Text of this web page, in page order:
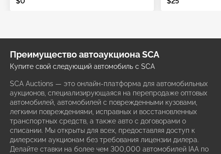
Преимущество автоаукциона SCA
Купите свой следующий автомобиль с SCA
SCA Auctions — это онлайн-платформа для автомобильных
аукционов, специализирующаяся на перепродаже оптовых
автомобилей, автомобилей с поврежденными кузовами,
легкими повреждениями, исправных и восстановленных
транспортных средств, а также авто с договорами о
списании. Мы открыты для всех, предоставляя доступ к
дилерским аукционам без требования лицензии дилера.
Делайте ставки на более чем 300,000 автомобилей IAA по